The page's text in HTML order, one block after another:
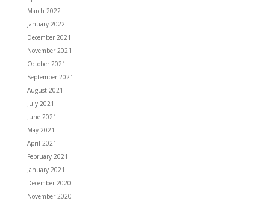
March 2022
January 2022
December 2021
November 2021
October 2021
September 2021
August 2021
July 2021
June 2021
May 2021
April 2021
February 2021
January 2021
December 2020
November 2020